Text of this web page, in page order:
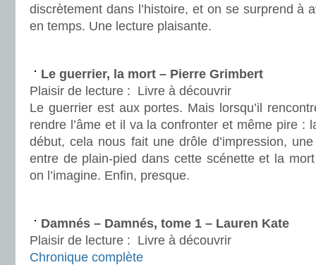
discrètement dans l’histoire, et on se surprend à
en temps. Une lecture plaisante.
Le guerrier, la mort – Pierre Grimbert
Plaisir de lecture : Livre à découvrir
Le guerrier est aux portes. Mais lorsqu’il
rendre l’âme et il va la confronter et même pire :
début, cela nous fait une drôle d’impression,
entre de plain-pied dans cette scénette et la
on l’imagine. Enfin, presque.
Damnés – Damnés, tome 1 – Lauren Kate
Plaisir de lecture : Livre à découvrir
Chronique complète